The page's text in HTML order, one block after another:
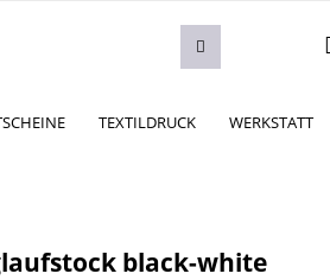
TEXTILDRUCK WERKSTATT
black-white